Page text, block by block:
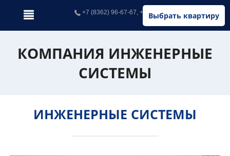
Выбрать квартиру
+7 (8362) 96-67-67, +7 (902) 326-67-67
КОМПАНИЯ ИНЖЕНЕРНЫЕ
СИСТЕМЫ
ИНЖЕНЕРНЫЕ СИСТЕМЫ